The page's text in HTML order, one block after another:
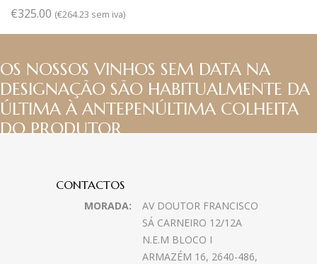
€325.00 (€264.23 sem iva)
OS NOSSOS VINHOS SEM DATA NA
DESIGNAÇÃO SÃO HABITUALMENTE DA
ÚLTIMA À ANTEPENÚLTIMA COLHEITA
DO PRODUTOR
CONTACTOS
MORADA:
AV DOUTOR FRANCISCO
SÁ CARNEIRO 12/12A
N.E.M BLOCO I
ARMAZÉM 16, 2640-486,